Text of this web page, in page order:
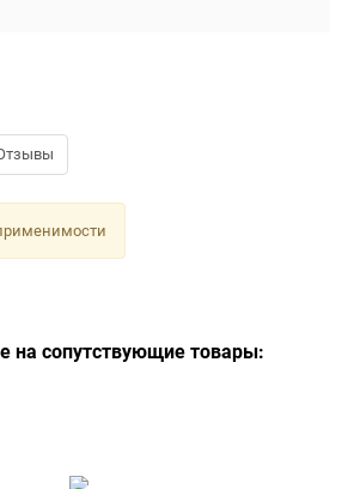
на сопутствующие товары: